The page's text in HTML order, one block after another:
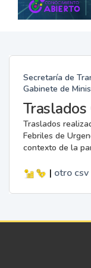
Secretaría de
Gabinete de
Traslados
Febriles de
contexto de la
| otro csv